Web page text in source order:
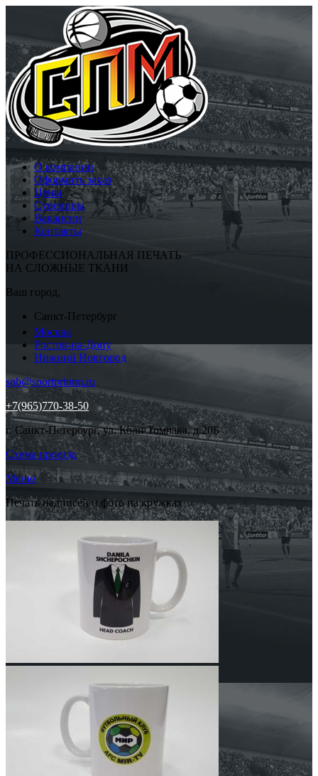
О компании
Оформить заказ
Цены
Сувениры
Вакансии
Контакты
ПРОФЕССИОНАЛЬНАЯ ПЕЧАТЬ
НА СЛОЖНЫЕ ТКАНИ
Ваш город,
Санкт-Петербург
Москва
Ростов-на-Дону
Нижний Новгород
spb@sportprintm.ru
+7(965)770-38-50
г. Санкт-Петербург, ул. Коли Томчака, д.20Б
Схема проезда
Меню
Печать надписей и фото на кружках